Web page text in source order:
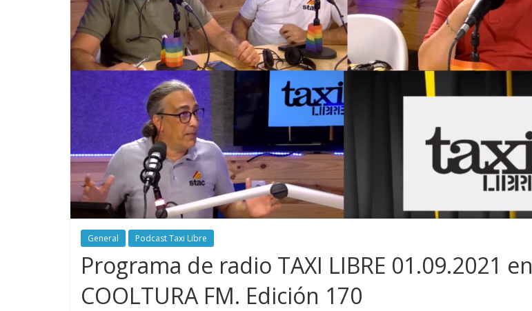
General Podcast Taxi Libre
Programa de radio TAXI LIBRE 01.09.2021 en
COOLTURA FM. Edición 170